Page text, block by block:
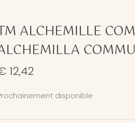
ALCHEMILLE
12,42
disponible